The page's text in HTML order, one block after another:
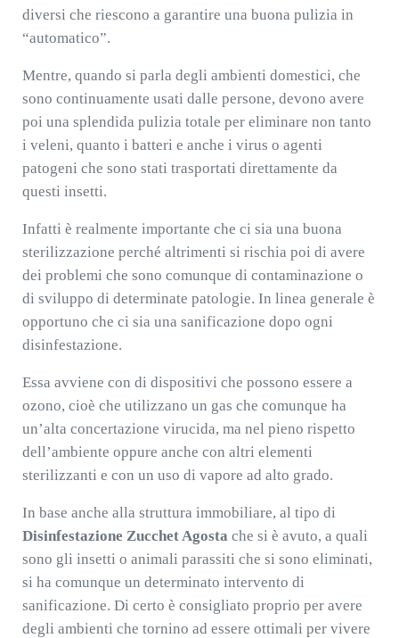
diversi che riescono a garantire una buona pulizia in
“automatico”.
Mentre, quando si parla degli ambienti domestici, che
sono continuamente usati dalle persone, devono avere
poi una splendida pulizia totale per eliminare non tanto
i veleni, quanto i batteri e anche i virus o agenti
patogeni che sono stati trasportati direttamente da
questi insetti.
Infatti è realmente importante che ci sia una buona
sterilizzazione perché altrimenti si rischia poi di avere
dei problemi che sono comunque di contaminazione o
di sviluppo di determinate patologie. In linea generale è
opportuno che ci sia una sanificazione dopo ogni
disinfestazione.
Essa avviene con di dispositivi che possono essere a
ozono, cioè che utilizzano un gas che comunque ha
un’alta concertazione virucida, ma nel pieno rispetto
dell’ambiente oppure anche con altri elementi
sterilizzanti e con un uso di vapore ad alto grado.
In base anche alla struttura immobiliare, al tipo di
Disinfestazione Zucchet Agosta che si è avuto, a quali
sono gli insetti o animali parassiti che si sono eliminati,
si ha comunque un determinato intervento di
sanificazione. Di certo è consigliato proprio per avere
degli ambienti che tornino ad essere ottimali per vivere